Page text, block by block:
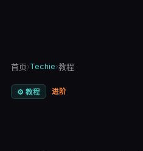
首页›Techie›教程
⚙️ 教程 进阶